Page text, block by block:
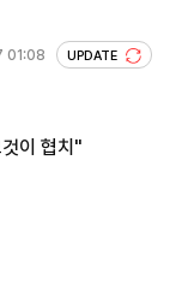
01:08 UPDATE
이 협치"